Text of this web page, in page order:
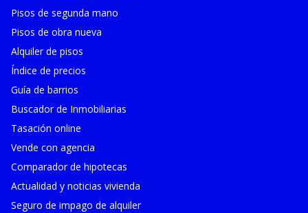
Pisos de segunda mano
Pisos de obra nueva
Alquiler de pisos
Índice de precios
Guía de barrios
Buscador de Inmobiliarias
Tasación online
Vende con agencia
Comparador de hipotecas
Actualidad y noticias vivienda
Seguro de impago de alquiler